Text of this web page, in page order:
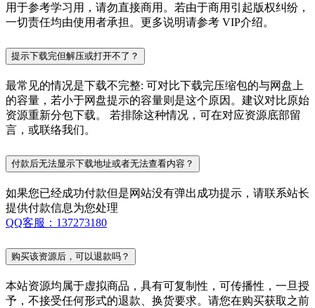
用于参考学习用，请勿直接商用。若由于商用引起版权纠纷，
一切责任均由使用者承担。更多说明请参考 VIP介绍。
提示下载完但解压或打开不了？
最常见的情况是下载不完整: 可对比下载完压缩包的与网盘上
的容量，若小于网盘提示的容量则是这个原因。建议对比原始
资源重新分包下载。 若排除这种情况，可在对应资源底部留
言，或联络我们。
付款后无法显示下载地址或者无法查看内容？
如果您已经成功付款但是网站没有弹出成功提示，请联系站长
提供付款信息为您处理
QQ客服：137273180
购买该资源后，可以退款吗？
本站资源均属于虚拟商品，具有可复制性，可传播性，一旦授
予，不接受任何形式的退款、换货要求。请您在购买获取之前